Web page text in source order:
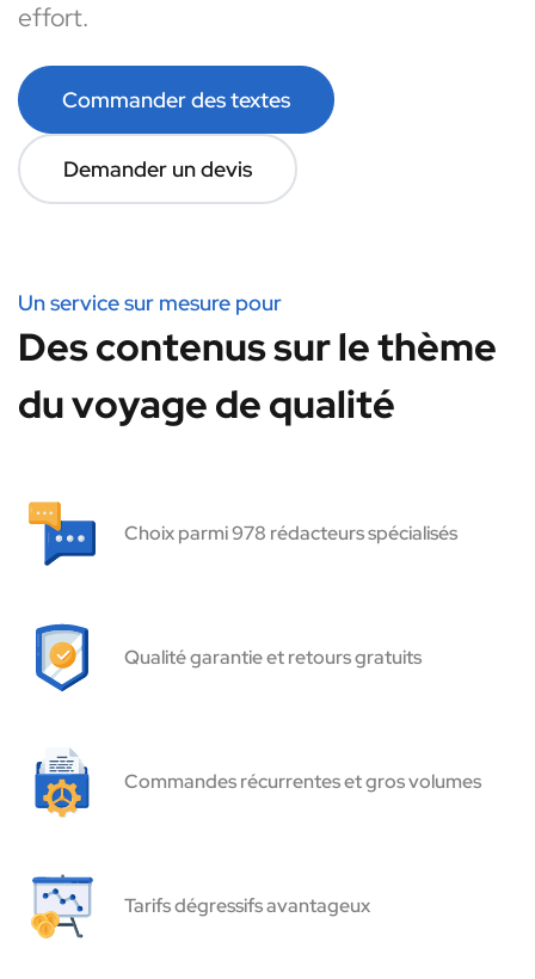
effort.
Commander des textes
Demander un devis
Un service sur mesure pour
Des contenus sur le thème
du voyage de qualité
Choix parmi 978 rédacteurs spécialisés
Qualité garantie et retours gratuits
Commandes récurrentes et gros volumes
Tarifs dégressifs avantageux